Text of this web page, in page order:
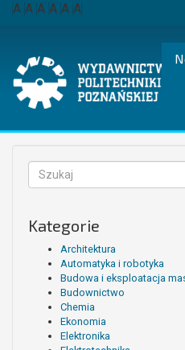
Przejdź
A A A A A A
Formularz
wyszukiwania
Kategorie
Architektura
Automatyka i robotyka
Budowa i eksploatacja
Budownictwo
Chemia
Ekonomia
Elektronika